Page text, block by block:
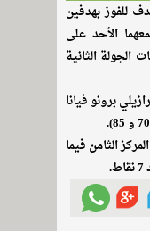
للفوز بهدفين
الأحد على
الثانية
برونو فيانا
16 نقطة في المركز الثامن فيما